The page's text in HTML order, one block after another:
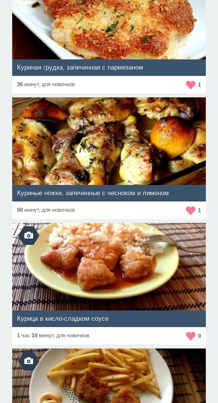
Куриная грудка, запеченная с пармезаном
35 минут, для новичков 1
Куриные ножки, запеченные с чесноком и лимоном
50 минут, для новичков 1
Курица в кисло-сладком соусе
1 час 10 минут, для новичков 0